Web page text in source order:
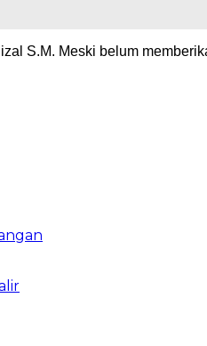
S.M. Meski belum